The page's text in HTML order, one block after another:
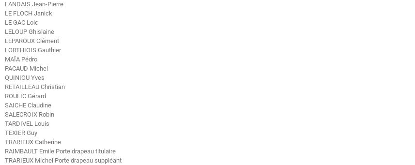
LANDAIS Jean-Pierre
LE FLOCH Janick
LE GAC Loic
LELOUP Ghislaine
LEPAROUX Clément
LORTHIOIS Gauthier
MAÏA Pédro
PACAUD Michel
QUINIOU Yves
RETAILLEAU Christian
ROULIC Gérard
SAICHE Claudine
SALECROIX Robin
TARDIVEL Louis
TEXIER Guy
TRARIEUX Catherine
RAIMBAULT Emile Porte drapeau titulaire
TRARIEUX Michel Porte drapeau suppléant